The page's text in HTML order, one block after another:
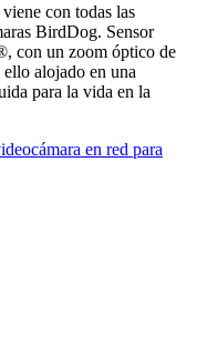
con todas las
BirdDog. Sensor
con un zoom óptico de
alojado en una
para la vida en la